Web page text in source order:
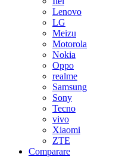
Lenovo
LG
Meizu
Motorola
Nokia
Oppo
realme
Samsung
Sony
Tecno
vivo
Xiaomi
ZTE
Comparare